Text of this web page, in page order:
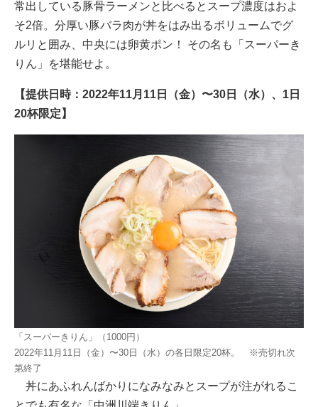
常出している豚骨ラーメンと比べるとスープ濃度はおよ
そ2倍。分厚い豚バラ肉が丼をはみ出るボリュームでグ
ルリと囲み、中央には卵黄ポン！ その名も「スーパーき
りん」を堪能せよ。
【提供日時：2022年11月11日（金）〜30日（水）、1日
20杯限定】
「スーパーきりん」（1000円）
2022年11月11日（金）〜30日（水）の各日限定20杯。 ※売切れ次
第終了
丼にあふれんばかりになみなみとスープが注がれるこ